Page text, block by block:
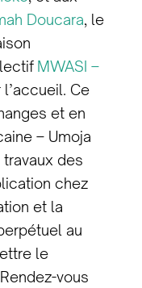
Doucara, le
MWASI –
Ce
et en
– Umoja
des
chez
et la
au
le
vous